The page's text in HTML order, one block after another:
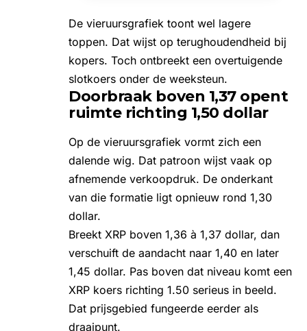
De vieruursgrafiek toont wel lagere
toppen. Dat wijst op terughoudendheid bij
kopers. Toch ontbreekt een overtuigende
slotkoers onder de weeksteun.
Doorbraak boven 1,37 opent
ruimte richting 1,50 dollar
Op de vieruursgrafiek vormt zich een
dalende wig. Dat patroon wijst vaak op
afnemende verkoopdruk. De onderkant
van die formatie ligt opnieuw rond 1,30
dollar.
Breekt XRP boven 1,36 à 1,37 dollar, dan
verschuift de aandacht naar 1,40 en later
1,45 dollar. Pas boven dat niveau komt een
XRP koers richting 1.50 serieus in beeld.
Dat prijsgebied fungeerde eerder als
draaipunt.